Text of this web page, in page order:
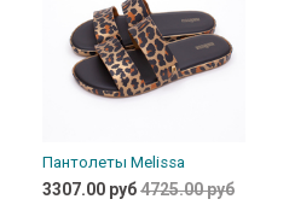
Пантолеты Melissa
3307.00 руб4725.00 руб